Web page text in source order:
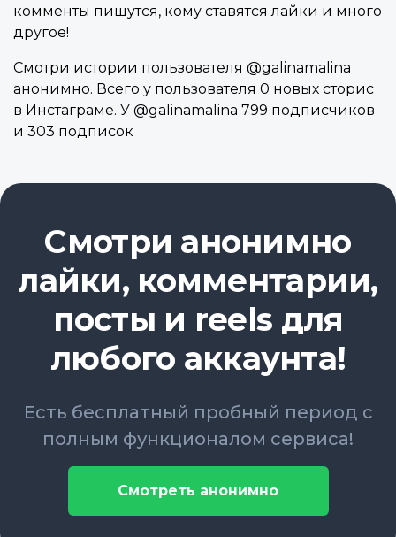
комменты пишутся, кому ставятся лайки и много
другое!
Смотри истории пользователя @galinamalina
анонимно. Всего у пользователя 0 новых сторис
в Инстаграме. У @galinamalina 799 подписчиков
и 303 подписок
Смотри анонимно
лайки, комментарии,
посты и reels для
любого аккаунта!
Есть бесплатный пробный период с
полным функционалом сервиса!
Смотреть анонимно